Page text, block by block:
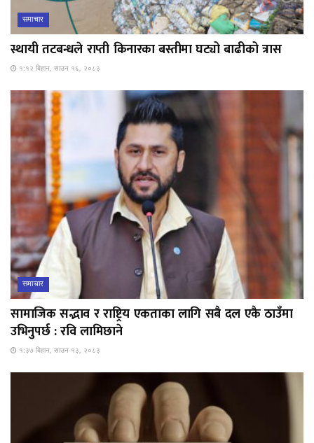
समाचार
स्थायी तटबन्धले राप्ती किनारका बस्तीमा घट्यो बाढीको त्रास
१:१२ बिहान, साउन १६, २०८३
समाचार
सामाजिक सद्भाव र राष्ट्रिय एकताका लागि सबै दल एकै ठाउँमा
उभिनुपर्छ : रवि लामिछाने
१:३७ बिहान, साउन १३, २०८३